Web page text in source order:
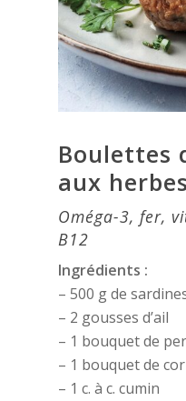
Boulettes
aux herbes
Oméga-3, fer,
B12
Ingrédients :
– 500 g de
– 2 gousses d’ail
– 1 bouquet de
– 1 bouquet de
– 1 c. à c. cumin